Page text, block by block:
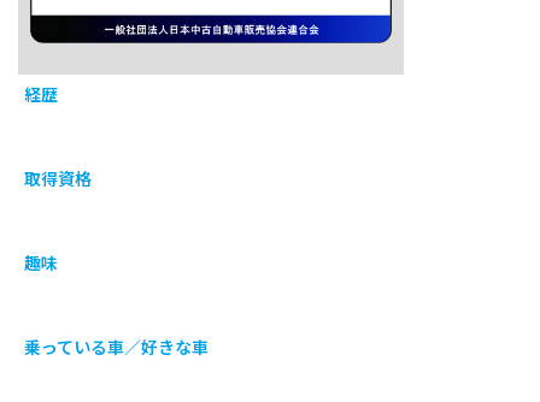
経歴
取得資格
趣味
乗っている車／好きな車